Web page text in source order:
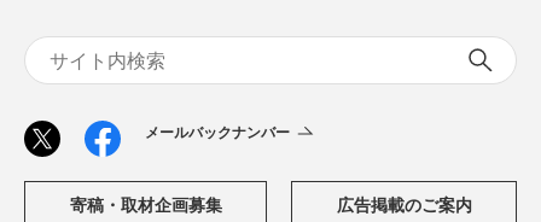
メールバックナンバー
寄稿・取材企画募集 広告掲載のご案内